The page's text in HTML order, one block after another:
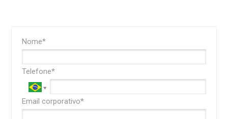
Confira nosso
catálogo
AGORA!
Nome*
Telefone*
Email corporativo*